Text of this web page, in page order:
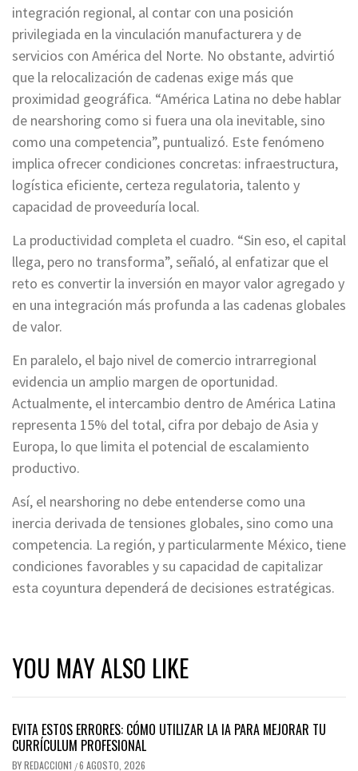
integración regional, al contar con una posición
privilegiada en la vinculación manufacturera y de
servicios con América del Norte. No obstante, advirtió
que la relocalización de cadenas exige más que
proximidad geográfica. “América Latina no debe hablar
de nearshoring como si fuera una ola inevitable, sino
como una competencia”, puntualizó. Este fenómeno
implica ofrecer condiciones concretas: infraestructura,
logística eficiente, certeza regulatoria, talento y
capacidad de proveeduría local.
La productividad completa el cuadro. “Sin eso, el capital
llega, pero no transforma”, señaló, al enfatizar que el
reto es convertir la inversión en mayor valor agregado y
en una integración más profunda a las cadenas globales
de valor.
En paralelo, el bajo nivel de comercio intrarregional
evidencia un amplio margen de oportunidad.
Actualmente, el intercambio dentro de América Latina
representa 15% del total, cifra por debajo de Asia y
Europa, lo que limita el potencial de escalamiento
productivo.
Así, el nearshoring no debe entenderse como una
inercia derivada de tensiones globales, sino como una
competencia. La región, y particularmente México, tiene
condiciones favorables y su capacidad de capitalizar
esta coyuntura dependerá de decisiones estratégicas.
YOU MAY ALSO LIKE
EVITA ESTOS ERRORES: CÓMO UTILIZAR LA IA PARA MEJORAR TU
CURRÍCULUM PROFESIONAL
BYREDACCION1 /6 AGOSTO, 2026